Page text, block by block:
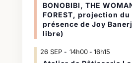
BONOBIBI, THE
FOREST, projection
présence de Joy
libre)
26 SEP 14h00- 16h15